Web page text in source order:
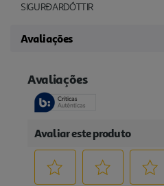
SIGURÐARDÓTTIR
Avaliações